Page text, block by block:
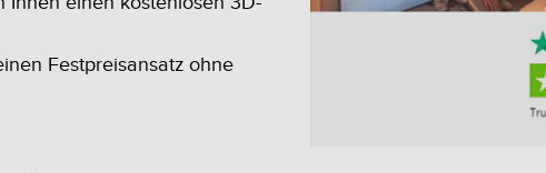
Festpreisansatz ohne